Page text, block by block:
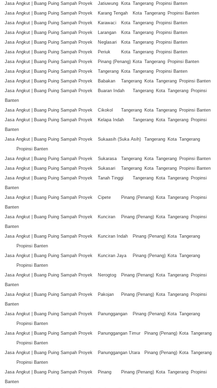
Jasa Angkut | Buang Puing Sampah Proyek
Jatiuwung Kota Tangerang Propinsi Banten
Jasa Angkut | Buang Puing Sampah Proyek
Karang Tengah Kota Tangerang Propinsi Banten
Jasa Angkut | Buang Puing Sampah Proyek
Karawaci Kota Tangerang Propinsi Banten
Jasa Angkut | Buang Puing Sampah Proyek
Larangan Kota Tangerang Propinsi Banten
Jasa Angkut | Buang Puing Sampah Proyek
Neglasari Kota Tangerang Propinsi Banten
Jasa Angkut | Buang Puing Sampah Proyek
Periuk Kota Tangerang Propinsi Banten
Jasa Angkut | Buang Puing Sampah Proyek
Pinang (Penang) Kota Tangerang Propinsi Banten
Jasa Angkut | Buang Puing Sampah Proyek
Tangerang Kota Tangerang Propinsi Banten
Jasa Angkut | Buang Puing Sampah Proyek
Babakan Tangerang Kota Tangerang Propinsi Banten
Jasa Angkut | Buang Puing Sampah Proyek
Buaran Indah Tangerang Kota Tangerang Propinsi
Banten
Jasa Angkut | Buang Puing Sampah Proyek
Cikokol Tangerang Kota Tangerang Propinsi Banten
Jasa Angkut | Buang Puing Sampah Proyek
Kelapa Indah Tangerang Kota Tangerang Propinsi
Banten
Jasa Angkut | Buang Puing Sampah Proyek
Sukaasih (Suka Asih) Tangerang Kota Tangerang
Propinsi Banten
Jasa Angkut | Buang Puing Sampah Proyek
Sukarasa Tangerang Kota Tangerang Propinsi Banten
Jasa Angkut | Buang Puing Sampah Proyek
Sukasari Tangerang Kota Tangerang Propinsi Banten
Jasa Angkut | Buang Puing Sampah Proyek
Tanah Tinggi Tangerang Kota Tangerang Propinsi
Banten
Jasa Angkut | Buang Puing Sampah Proyek
Cipete Pinang (Penang) Kota Tangerang Propinsi
Banten
Jasa Angkut | Buang Puing Sampah Proyek
Kunciran Pinang (Penang) Kota Tangerang Propinsi
Banten
Jasa Angkut | Buang Puing Sampah Proyek
Kunciran Indah Pinang (Penang) Kota Tangerang
Propinsi Banten
Jasa Angkut | Buang Puing Sampah Proyek
Kunciran Jaya Pinang (Penang) Kota Tangerang
Propinsi Banten
Jasa Angkut | Buang Puing Sampah Proyek
Nerogtog Pinang (Penang) Kota Tangerang Propinsi
Banten
Jasa Angkut | Buang Puing Sampah Proyek
Pakojan Pinang (Penang) Kota Tangerang Propinsi
Banten
Jasa Angkut | Buang Puing Sampah Proyek
Panunggangan Pinang (Penang) Kota Tangerang
Propinsi Banten
Jasa Angkut | Buang Puing Sampah Proyek
Panunggangan Timur Pinang (Penang) Kota Tangerang
Propinsi Banten
Jasa Angkut | Buang Puing Sampah Proyek
Panunggangan Utara Pinang (Penang) Kota Tangerang
Propinsi Banten
Jasa Angkut | Buang Puing Sampah Proyek
Pinang Pinang (Penang) Kota Tangerang Propinsi
Banten